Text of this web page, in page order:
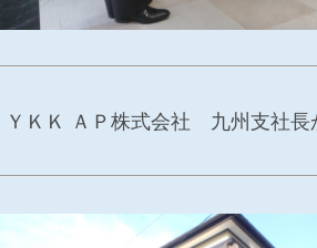
ＹＫＫ ＡＰ株式会社 九州支社長